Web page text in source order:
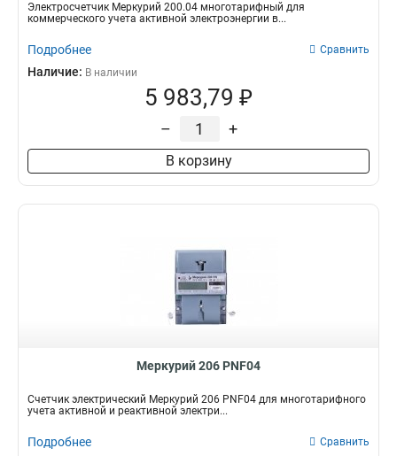
Электросчетчик Меркурий 200.04 многотарифный для
коммерческого учета активной электроэнергии в...
Подробнее Сравнить
Наличие: В наличии
5 983,79 ₽
– +
В корзину
Меркурий 206 PNF04
Счетчик электрический Меркурий 206 PNF04 для многотарифного
учета активной и реактивной электри...
Подробнее Сравнить